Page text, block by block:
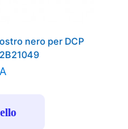
nero per DCP